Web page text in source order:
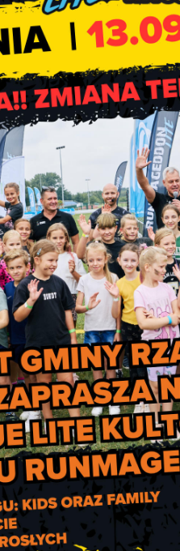
składów spółek Skarbu